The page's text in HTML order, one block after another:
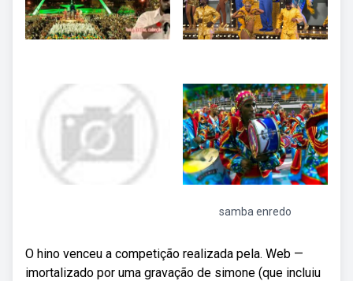
samba enredo
O hino venceu a competição realizada pela. Web —
imortalizado por uma gravação de simone (que incluiu